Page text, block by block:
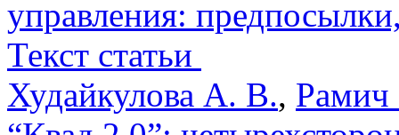
управления:
Текст статьи
Худайкулова А. В.,